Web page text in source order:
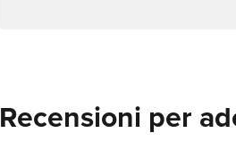
Recensioni per